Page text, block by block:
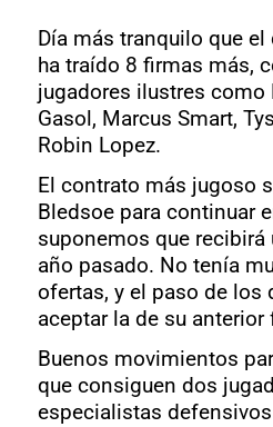
Día más tranquilo que
ha traído 8 firmas más,
jugadores ilustres como
Gasol, Marcus Smart,
Robin Lopez.
El contrato más jugoso
Bledsoe para continuar
suponemos que recibirá
año pasado. No tenía
ofertas, y el paso de los
aceptar la de su anterior
Buenos movimientos
que consiguen dos
especialistas